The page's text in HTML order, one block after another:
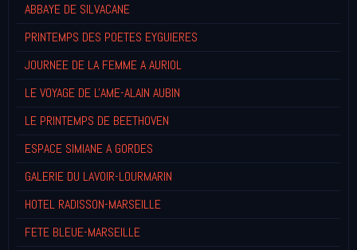
ABBAYE DE SILVACANE
PRINTEMPS DES POETES EYGUIERES
JOURNEE DE LA FEMME A AURIOL
LE VOYAGE DE L'AME-ALAIN AUBIN
LE PRINTEMPS DE BEETHOVEN
ESPACE SIMIANE A GORDES
GALERIE DU LAVOIR-LOURMARIN
HOTEL RADISSON-MARSEILLE
FETE BLEUE-MARSEILLE